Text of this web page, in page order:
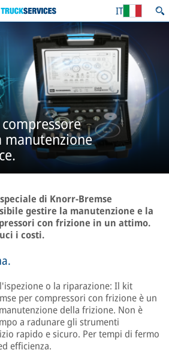
IT
manutenzione
di Knorr-Bremse
gestire la manutenzione e la
con frizione in un attimo.
i costi.
o la riparazione: Il kit
per compressori con frizione è un
della frizione. Non è
a radunare gli strumenti
rapido e sicuro. Per tempi di fermo
efficienza.